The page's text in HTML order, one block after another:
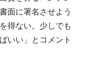
面に署名させよう
得ない。少しでも
いい」とコメント